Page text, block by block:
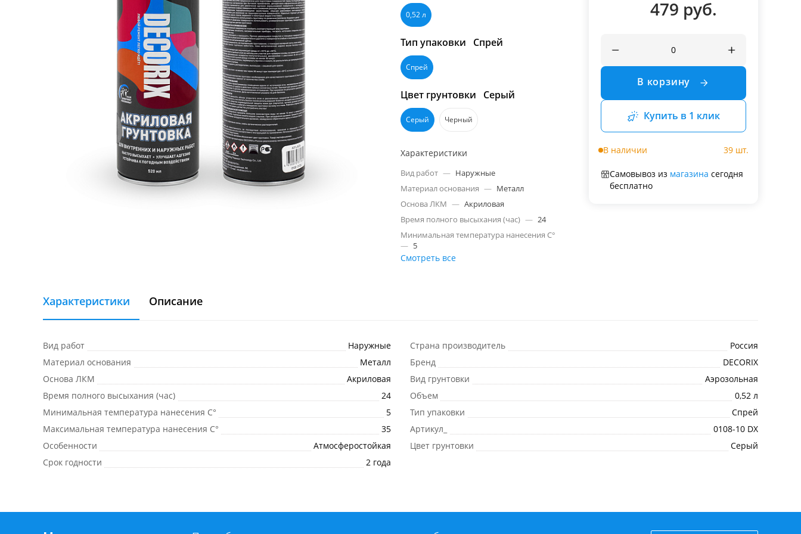
0,52 л
Тип упаковки Спрей
Спрей
Цвет грунтовки Серый
Серый Черный
Характеристики
Вид работ — Наружные
Материал основания — Металл
Основа ЛКМ — Акриловая
Время полного высыхания (час) — 24
Минимальная температура нанесения C°
— 5
Смотреть все
479 руб.
В корзину
Купить в 1 клик
В наличии 39 шт.
Самовывоз из магазина сегодня
бесплатно
Характеристики Описание
Вид работ
Наружные
Материал основания
Металл
Основа ЛКМ
Акриловая
Время полного высыхания (час)
24
Минимальная температура нанесения C°
5
Максимальная температура нанесения C°
35
Особенности
Атмосферостойкая
Срок годности
2 года
Страна производитель
Россия
Бренд
DECORIX
Вид грунтовки
Аэрозольная
Объем
0,52 л
Тип упаковки
Спрей
Артикул_
0108-10 DX
Цвет грунтовки
Серый